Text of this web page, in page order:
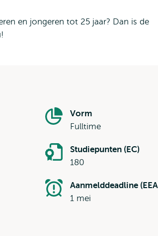
en jongeren tot 25 jaar? Dan is de
Vorm
Fulltime
Studiepunten (EC)
180
Aanmelddeadline
1 mei